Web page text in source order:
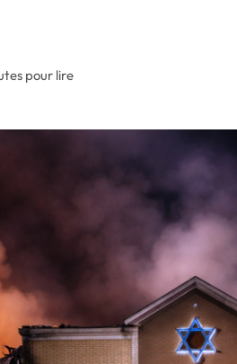
pour lire